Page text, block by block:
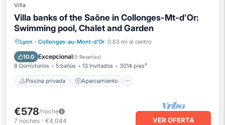
Villa
Villa banks of the Saône in Collonges-Mt-d'Or:
Swimming pool, Chalet and Garden
Lyon · Collonges-au-Mont-d'Or 0.63 mi al centro
10.0 Excepcional(5 Reseñas)
8 Dormitorios 5 baños 13 Invitados 3014 pies²
Piscina privada Aparcamiento
Piscina privada
Aparcamiento
Piscina
Vista al mar
€578/noche
7 noches - €4,044 VER OFERTA